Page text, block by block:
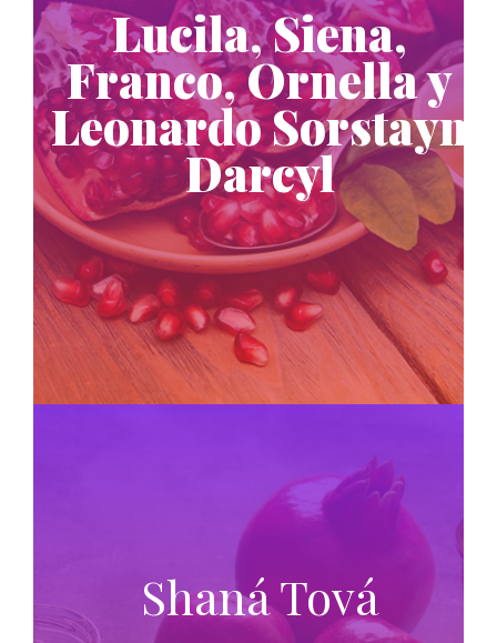
Lucila, Siena,
Franco, Ornella y
Leonardo Sorstayn
Darcyl
Shaná Tová